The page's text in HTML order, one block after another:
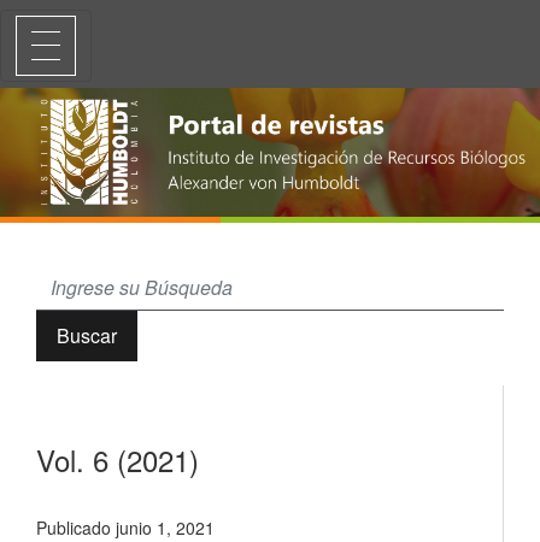
Vol. 6 (2021)
Buscar
Vol. 6 (2021)
Publicado junio 1, 2021